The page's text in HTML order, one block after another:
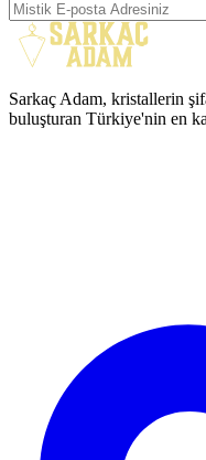
Sarkaç Adam, kristallerin
buluşturan Türkiye'nin en